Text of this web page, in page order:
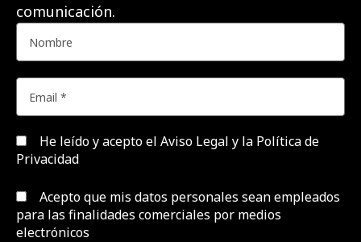
comunicación.
He leído y acepto el Aviso Legal y la Política de
Privacidad
Acepto que mis datos personales sean empleados
para las finalidades comerciales por medios
electrónicos